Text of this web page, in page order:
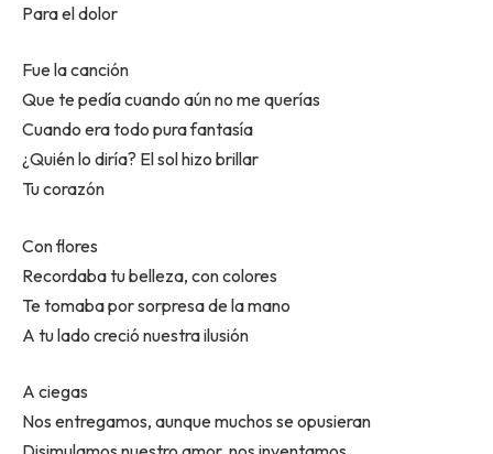
Para el dolor
Fue la canción
Que te pedía cuando aún no me querías
Cuando era todo pura fantasía
¿Quién lo diría? El sol hizo brillar
Tu corazón
Con flores
Recordaba tu belleza, con colores
Te tomaba por sorpresa de la mano
A tu lado creció nuestra ilusión
A ciegas
Nos entregamos, aunque muchos se opusieran